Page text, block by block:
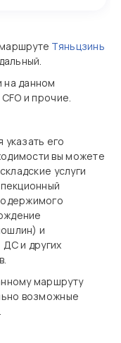
Тяньцзинь
на данном
и прочие.
его
вы можете
услуги
и
и других
маршруту
возможные